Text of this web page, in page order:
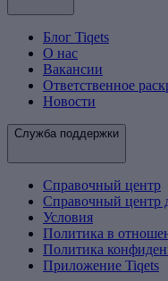
Блог Tiqets
О нас
Вакансии
Ответственное
Новости
Служба поддержки
Справочный центр
Справочный центр
Условия
Политика в
Политика
Приложение Tiqets